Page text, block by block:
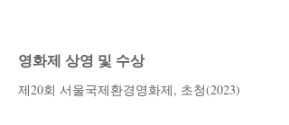
영화제 상영 및 수상
제20회 서울국제환경영화제, 초청(2023)